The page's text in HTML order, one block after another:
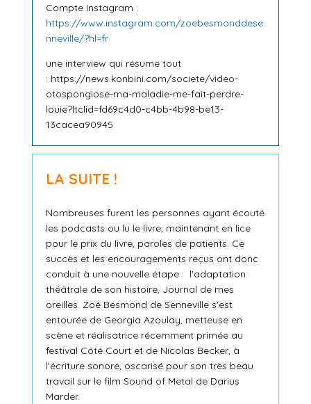
Compte Instagram :
https://www.instagram.com/zoebesmonddese
nneville/?hl=fr
une interview qui résume tout
: https://news.konbini.com/societe/video-
otospongiose-ma-maladie-me-fait-perdre-
louie?ltclid=fd69c4d0-c4bb-4b98-be13-
13cacea90945
LA SUITE !
Nombreuses furent les personnes ayant écouté
les podcasts ou lu le livre, maintenant en lice
pour le prix du livre, paroles de patients. Ce
succès et les encouragements reçus ont donc
conduit à une nouvelle étape : l'adaptation
théâtrale de son histoire, Journal de mes
oreilles. Zoé Besmond de Senneville s'est
entourée de Georgia Azoulay, metteuse en
scène et réalisatrice récemment primée au
festival Côté Court et de Nicolas Becker, à
l'écriture sonore, oscarisé pour son très beau
travail sur le film Sound of Metal de Darius
Marder.